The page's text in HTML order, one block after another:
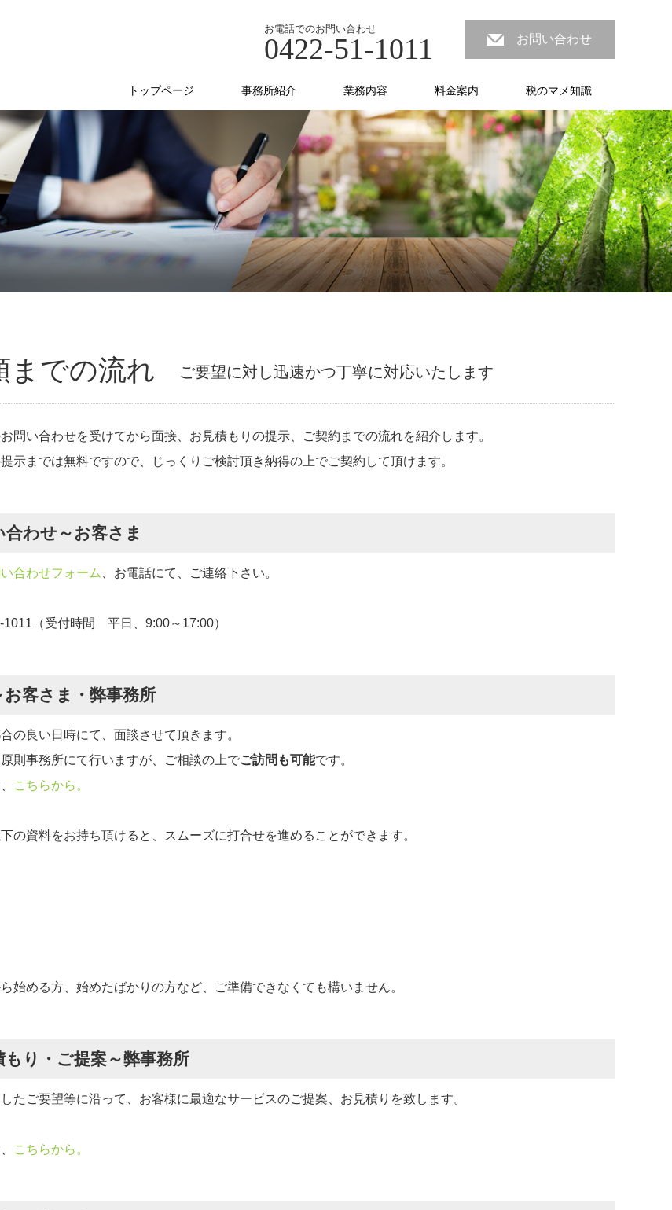
お電話でのお問い合わせ
0422-51-1011 お問い合わせ
トップページ 事務所紹介 業務内容 料金案内 税のマメ知識
までの流れ ご要望に対し迅速かつ丁寧に対応いたします
問い合わせを受けてから面接、お見積もりの提示、ご契約までの流れを紹介します。
示までは無料ですので、じっくりご検討頂き納得の上でご契約して頂けます。
合わせ～お客さま
合わせフォーム 、お電話にて、ご連絡下さい。
1011（受付時間 平日、9:00～17:00）
お客さま・弊事務所
の良い日時にて、面談させて頂きます。
則事務所にて行いますが、ご相談の上でご訪問も可能です。
こちらから。
の資料をお持ち頂けると、スムーズに打合せを進めることができます。
始める方、始めたばかりの方など、ご準備できなくても構いません。
もり・ご提案～弊事務所
たご要望等に沿って、お客様に最適なサービスのご提案、お見積りを致します。
こちらから。